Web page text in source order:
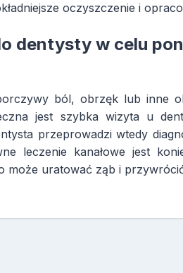
oczyszczenie i
dentysty w celu
ból, obrzęk lub inne
jest szybka wizyta u
przeprowadzi wtedy
leczenie kanałowe jest
może uratować ząb i